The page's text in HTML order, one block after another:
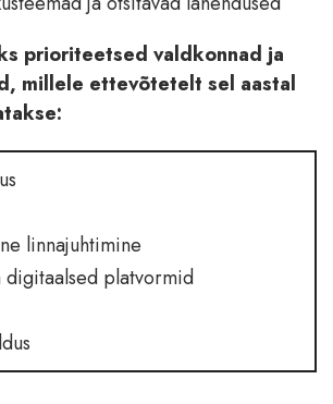
prioriteetsed valdkonnad ja
millele ettevõtetelt sel aastal
linnajuhtimine
digitaalsed platvormid